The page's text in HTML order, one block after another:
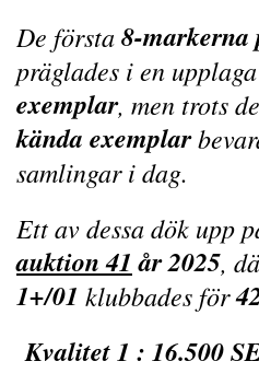
De första8-markerna
präglades i en
exemplar, men trots
kända exemplar
samlingar i dag.
Ett av dessa dök upp
auktion 41 år 2025,
1+/01 klubbades för
Kvalitet 1 : 16.500